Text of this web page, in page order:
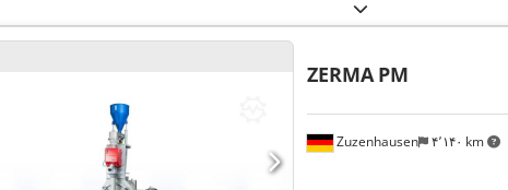
Zuzenhausen ۴٬۱۴۰ km
ZERMA PM